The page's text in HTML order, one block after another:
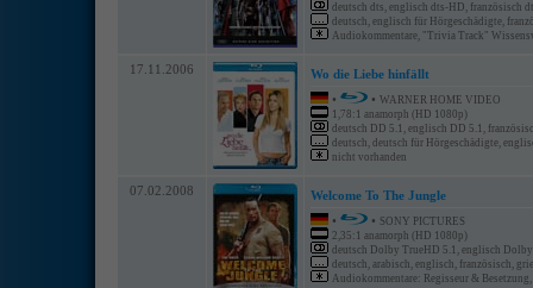
deutsch dts, englisch dts-HD, französisch
deutsch, englisch für Hörgeschädigte,
Audiokommentare, "Trivia Track"
17.11.2006
Wo die Liebe hinfällt
•
• WARNER HOME VIDEO
1,78:1 anamorph (HD 1080p)
deutsch DD 5.1, englisch DD 5.1,
deutsch, deutsch für Hörgeschädigte,
nicht vorhanden
07.02.2008
Welcome To The Jungle
•
• SONY PICTURES
2,35:1 anamorph (HD 1080p)
deutsch Dolby TrueHD 5.1, englisch
deutsch, arabisch, englisch, französisch,
Audiokommentare: Regisseur & Besetzung,